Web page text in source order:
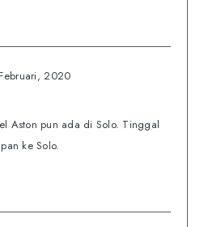
2020
Aston pun ada di Solo. Tinggal
ke Solo.